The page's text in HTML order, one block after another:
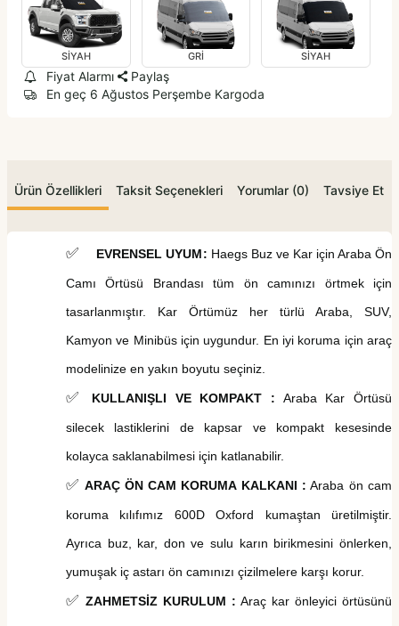
SİYAH GRİ SİYAH
Fiyat Alarmı
Paylaş
En geç 6 Ağustos Perşembe Kargoda
Ürün Özellikleri Taksit Seçenekleri Yorumlar (0) Tavsiye Et
✅ EVRENSEL UYUM: HaegsBuz ve Kar için Araba Ön
Camı Örtüsü Brandası tüm ön camınızı örtmek için
tasarlanmıştır. Kar Örtümüz her türlü Araba, SUV,
Kamyon ve Minibüs için uygundur. En iyi koruma için araç
modelinize en yakın boyutu seçiniz.
✅ KULLANIŞLI VE KOMPAKT : Araba Kar Örtüsü
silecek lastiklerini de kapsar ve kompakt kesesinde
kolayca saklanabilmesi için katlanabilir.
✅ ARAÇ ÖN CAM KORUMA KALKANI : Araba ön cam
koruma kılıfımız 600D Oxford kumaştan üretilmiştir.
Ayrıca buz, kar, don ve sulu karın birikmesini önlerken,
yumuşak iç astarı ön camınızı çizilmelere karşı korur.
✅ ZAHMETSİZ KURULUM : Araç kar önleyici örtüsünü